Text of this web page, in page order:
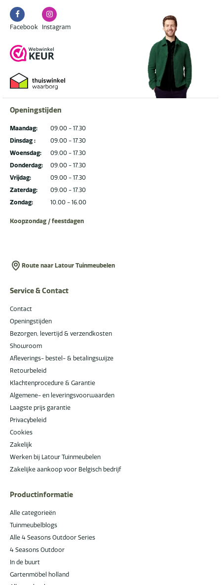
Facebook
Facebook
Instagram
Instagram
Openingstijden
Maandag:
Dinsdag :
Woensdag:
Donderdag:
Vrijdag:
Zaterdag:
Zondag:
09.00 - 17.30
09.00 - 17.30
09.00 - 17.30
09.00 - 17.30
09.00 - 17.30
09.00 - 17.30
10.00 - 16.00
Koopzondag / feestdagen
Route naar Latour Tuinmeubelen
Service & Contact
Contact
Openingstijden
Bezorgen, levertijd & verzendkosten
Showroom
Afleverings- bestel- & betalingswijze
Retourbeleid
Klachtenprocedure & Garantie
Algemene- en leveringsvoorwaarden
Laagste prijs garantie
Privacybeleid
Cookies
Zakelijk
Werken bij Latour Tuinmeubelen
Zakelijke aankoop voor Belgisch bedrijf
Productinformatie
Alle categorieën
Tuinmeubelblogs
Alle 4 Seasons Outdoor Series
4 Seasons Outdoor
In de buurt
Gartenmöbel holland